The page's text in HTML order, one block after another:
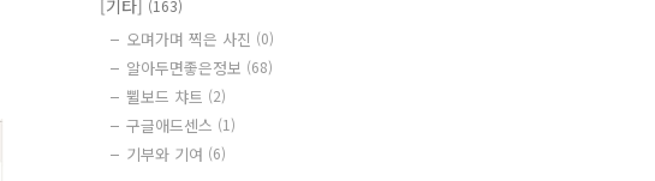
[기타] (163)
오며가며 찍은 사진 (0)
알아두면좋은정보 (68)
쀨보드 챠트 (2)
구글애드센스 (1)
기부와 기여 (6)